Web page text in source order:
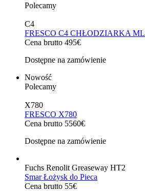
Polecamy
C4
FRESCO C4 CHŁODZIARKA
Cena brutto 495€
Dostępne na zamówienie
Nowość
Polecamy
X780
FRESCO X780
Cena brutto 5560€
Dostępne na zamówienie
Fuchs Renolit Greaseway HT2
Smar Łożysk do Pieca
Cena brutto 55€